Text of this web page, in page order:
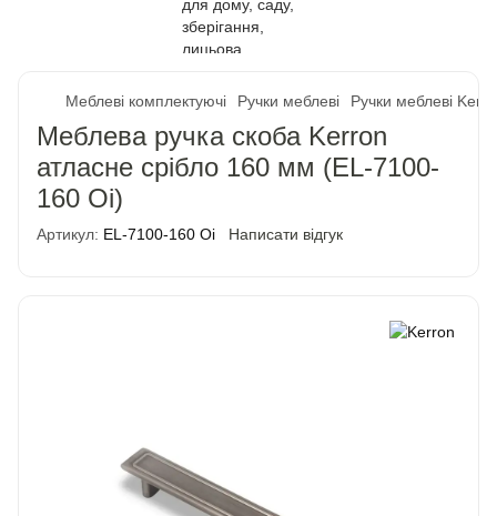
Меблеві комплектуючі Ручки меблеві Ручки меблеві
Меблева ручка скоба Kerron
атласне срібло 160 мм (EL-7100-
160 Oi)
Артикул: EL-7100-160 Oi Написати відгук